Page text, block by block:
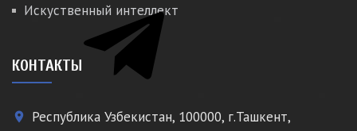
Искуственный интеллект
КОНТАКТЫ
place
Республика Узбекистан, 100000, г.Ташкент,